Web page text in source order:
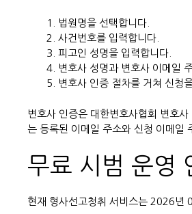
법원명을 선택합니다.
사건번호를 입력합니다.
피고인 성명을 입력합니다.
변호사 성명과 변호사 이메일
변호사 인증 절차를 거쳐 신청
변호사 인증은 대한변호사협회 변호
는 등록된 이메일 주소와 신청 이메일
무료 시범 운영
현재 형사선고청취 서비스는 2026년